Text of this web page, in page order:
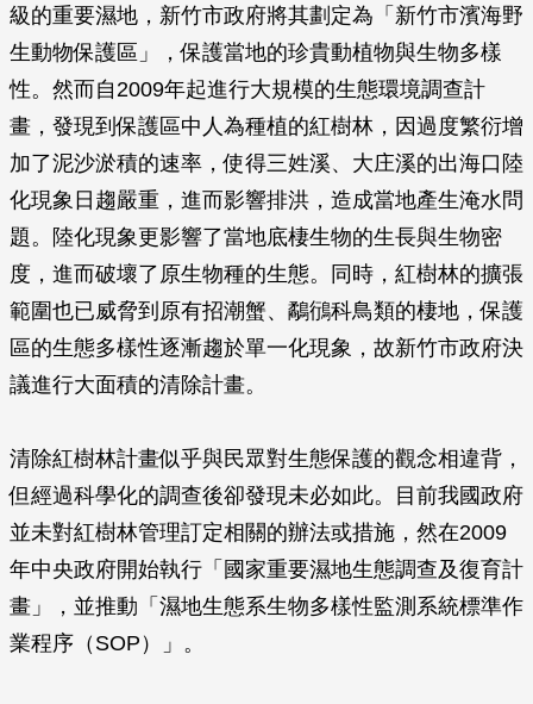
級的重要濕地，新竹市政府將其劃定為「新竹市濱海野
生動物保護區」，保護當地的珍貴動植物與生物多樣
性。然而自2009年起進行大規模的生態環境調查計
畫，發現到保護區中人為種植的紅樹林，因過度繁衍增
加了泥沙淤積的速率，使得三姓溪、大庄溪的出海口陸
化現象日趨嚴重，進而影響排洪，造成當地產生淹水問
題。陸化現象更影響了當地底棲生物的生長與生物密
度，進而破壞了原生物種的生態。同時，紅樹林的擴張
範圍也已威脅到原有招潮蟹、鷸鴴科鳥類的棲地，保護
區的生態多樣性逐漸趨於單一化現象，故新竹市政府決
議進行大面積的清除計畫。
清除紅樹林計畫似乎與民眾對生態保護的觀念相違背，
但經過科學化的調查後卻發現未必如此。目前我國政府
並未對紅樹林管理訂定相關的辦法或措施，然在2009
年中央政府開始執行「國家重要濕地生態調查及復育計
畫」，並推動「濕地生態系生物多樣性監測系統標準作
業程序（SOP）」。